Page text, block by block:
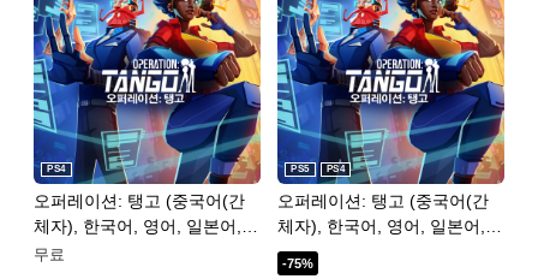
오퍼레이션: 탱고 (중국어(간
체자), 한국어, 영어, 일본어,
중국어(번체자))
PS4
무료
오퍼레이션: 탱고 (중국어(간
체자), 한국어, 영어, 일본어,
중국어(번체자))
PS5 PS4
-75%